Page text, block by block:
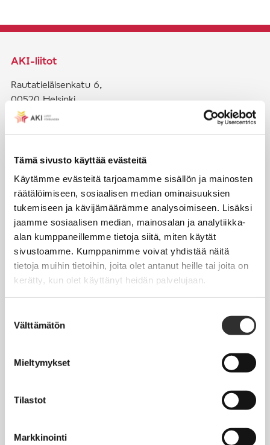
Tämä sivusto käyttää evästeitä
Käytämme evästeitä tarjoamamme sisällön ja mainosten
räätälöimiseen, sosiaalisen median ominaisuuksien
tukemiseen ja kävijämäärämme analysoimiseen. Lisäksi
jaamme sosiaalisen median, mainosalan ja analytiikka-
alan kumppaneillemme tietoja siitä, miten käytät
sivustoamme. Kumppanimme voivat yhdistää näitä
tietoja muihin tietoihin, joita olet antanut heille tai joita on
kerätty, kun olet käyttänyt heidän palvelujaan.
valinta
Välttämätön
Mieltymykset
Tilastot
Markkinointi
AKI-liitot
Rautatieläisenkatu 6,
00520 Helsinki
puh. (09) 4270 1503
Seuraa meitä somessa:
JÄSENYYS
Henkilöjäsenyys
Jäsenmaksujen työnantajaperintä
Matkalaskut
Tapahtumakalenteri